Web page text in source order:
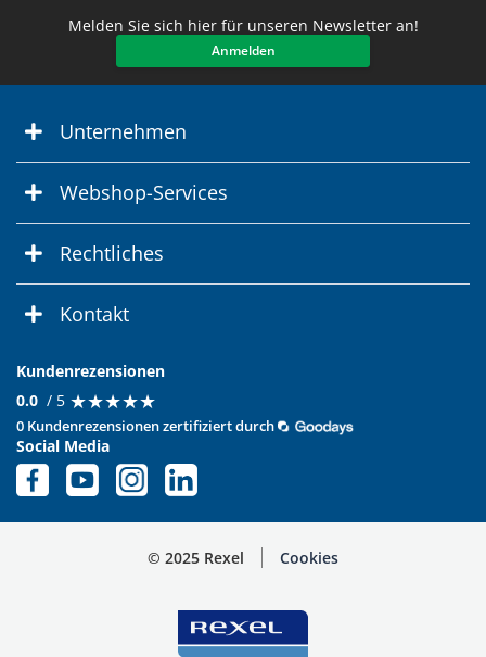
Melden Sie sich hier für unseren Newsletter an!
Anmelden
Unternehmen
Webshop-Services
Rechtliches
Kontakt
Kundenrezensionen
0.0 / 5 ★★★★★
★★★★★
0 Kundenrezensionen zertifiziert durch
Social Media
© 2025 Rexel Cookies